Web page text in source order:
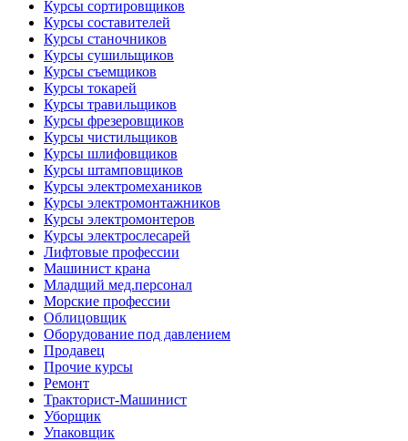
Курсы сортировщиков
Курсы составителей
Курсы станочников
Курсы сушильщиков
Курсы съемщиков
Курсы токарей
Курсы травильщиков
Курсы фрезеровщиков
Курсы чистильщиков
Курсы шлифовщиков
Курсы штамповщиков
Курсы электромехаников
Курсы электромонтажников
Курсы электромонтеров
Курсы электрослесарей
Лифтовые профессии
Машинист крана
Младщий мед.персонал
Морские профессии
Облицовщик
Оборудование под давлением
Продавец
Прочие курсы
Ремонт
Тракторист-Машинист
Уборщик
Упаковщик